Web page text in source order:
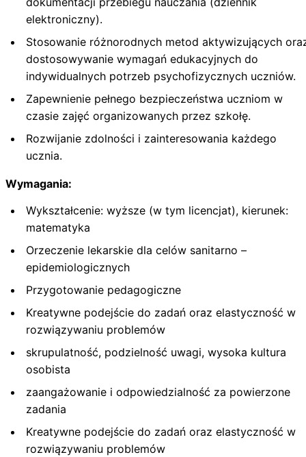
elektroniczny).
Stosowanie różnorodnych metod aktywizujących
dostosowywanie wymagań edukacyjnych do
indywidualnych potrzeb psychofizycznych uczniów.
Zapewnienie pełnego bezpieczeństwa uczniom w
czasie zajęć organizowanych przez szkołę.
Rozwijanie zdolności i zainteresowania każdego
ucznia.
Wymagania:
Wykształcenie: wyższe (w tym licencjat), kierunek:
matematyka
Orzeczenie lekarskie dla celów sanitarno –
epidemiologicznych
Przygotowanie pedagogiczne
Kreatywne podejście do zadań oraz elastyczność w
rozwiązywaniu problemów
skrupulatność, podzielność uwagi, wysoka kultura
osobista
zaangażowanie i odpowiedzialność za powierzone
zadania
Kreatywne podejście do zadań oraz elastyczność w
rozwiązywaniu problemów